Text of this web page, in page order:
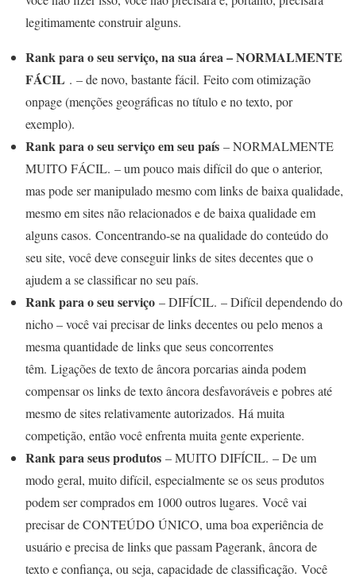
legitimamente construir alguns.
Rank para o seu serviço, na sua área – NORMALMENTE
FÁCIL . – de novo, bastante fácil. Feito com otimização
onpage (menções geográficas no título e no texto, por
exemplo).
Rank para o seu serviço em seu país – NORMALMENTE
MUITO FÁCIL. – um pouco mais difícil do que o anterior,
mas pode ser manipulado mesmo com links de baixa qualidade,
mesmo em sites não relacionados e de baixa qualidade em
alguns casos. Concentrando-se na qualidade do conteúdo do
seu site, você deve conseguir links de sites decentes que o
ajudem a se classificar no seu país.
Rank para o seu serviço – DIFÍCIL. – Difícil dependendo do
nicho – você vai precisar de links decentes ou pelo menos a
mesma quantidade de links que seus concorrentes
têm. Ligações de texto de âncora porcarias ainda podem
compensar os links de texto âncora desfavoráveis ​​e pobres até
mesmo de sites relativamente autorizados. Há muita
competição, então você enfrenta muita gente experiente.
Rank para seus produtos – MUITO DIFÍCIL. – De um
modo geral, muito difícil, especialmente se os seus produtos
podem ser comprados em 1000 outros lugares. Você vai
precisar de CONTEÚDO ÚNICO, uma boa experiência de
usuário e precisa de links que passam Pagerank, âncora de
texto e confiança, ou seja, capacidade de classificação. Você